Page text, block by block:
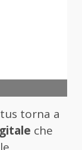
torna a
che